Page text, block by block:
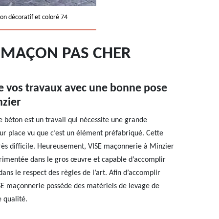
décoratif et coloré 74
PAS CHER
vos travaux avec une bonne pose
béton est un travail qui nécessite une grande
place vu que c’est un élément préfabriqué. Cette
difficile. Heureusement, VISE maçonnerie à Minzier
dans le gros œuvre et capable d’accomplir
le respect des règles de l’art. Afin d’accomplir
maçonnerie possède des matériels de levage de
qualité.